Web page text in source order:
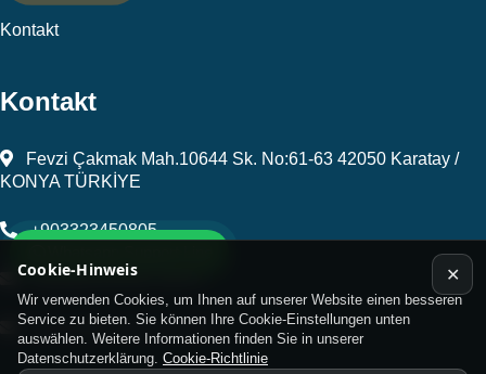
Cookie-Hinweis
Wir verwenden Cookies, um Ihnen auf unserer Website einen besseren
Service zu bieten. Sie können Ihre Cookie-Einstellungen unten
auswählen. Weitere Informationen finden Sie in unserer
Datenschutzerklärung. Cookie-Richtlinie
✕
Kontakt
Kontakt
Fevzi Çakmak Mah.10644 Sk. No:61-63 42050 Karatay /
KONYA TÜRKİYE
+903323450805
kalip@kursunel.com.tr
export@kursunel.com.tr